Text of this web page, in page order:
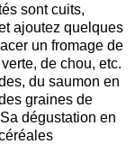
sont cuits,
ajoutez quelques
un fromage de
de chou, etc.
du saumon en
graines de
dégustation en